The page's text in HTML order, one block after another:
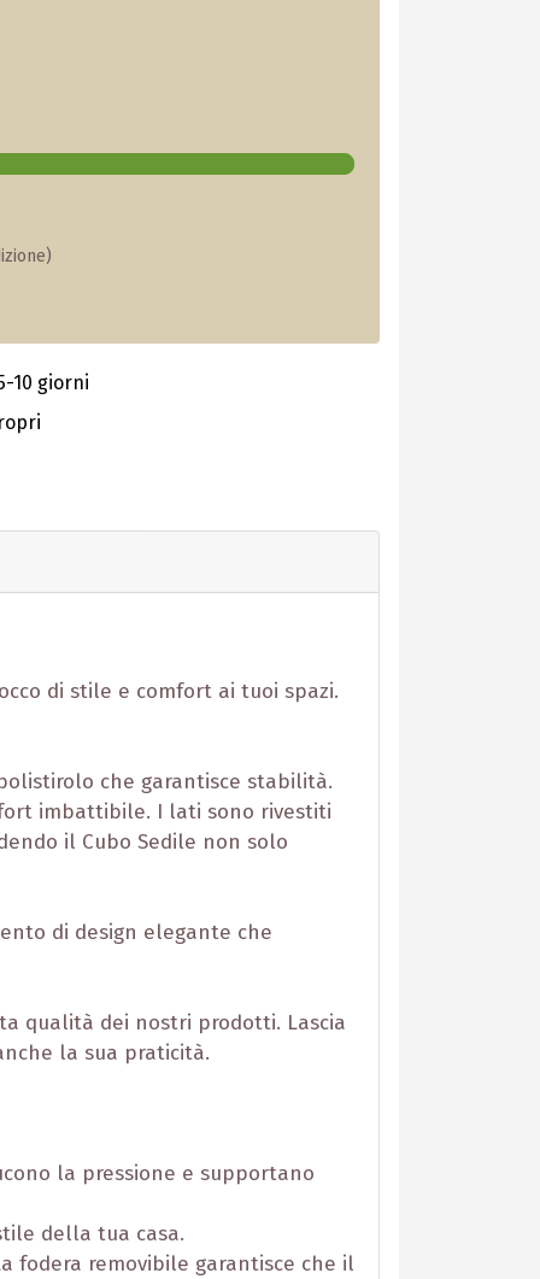
10 giorni
di stile e comfort ai tuoi spazi.
che garantisce stabilità.
imbattibile. I lati sono rivestiti
il Cubo Sedile non solo
di design elegante che
qualità dei nostri prodotti. Lascia
la sua praticità.
la pressione e supportano
della tua casa.
fodera removibile garantisce che il